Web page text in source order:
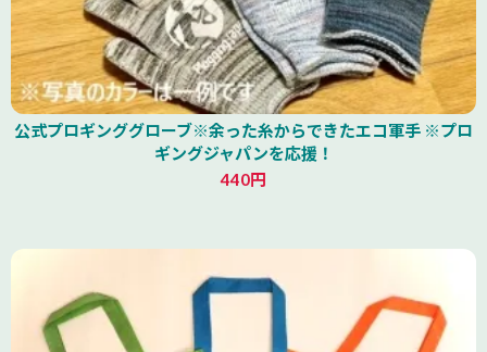
公式プロギンググローブ※余った糸からできたエコ軍手 ※プロ
ギングジャパンを応援！
440円